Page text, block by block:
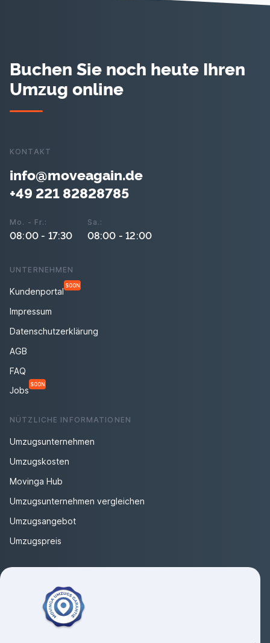
Buchen Sie noch heute Ihren
Umzug online
KONTAKT
info@moveagain.de
+49 221 82828785
Mo. - Fr.:
08:00 - 17:30
Sa.:
08:00 - 12:00
UNTERNEHMEN
Kundenportal
SOON
Impressum
Datenschutzerklärung
AGB
FAQ
Jobs
SOON
NÜTZLICHE INFORMATIONEN
Umzugsunternehmen
Umzugskosten
Movinga Hub
Umzugsunternehmen vergleichen
Umzugsangebot
Umzugspreis